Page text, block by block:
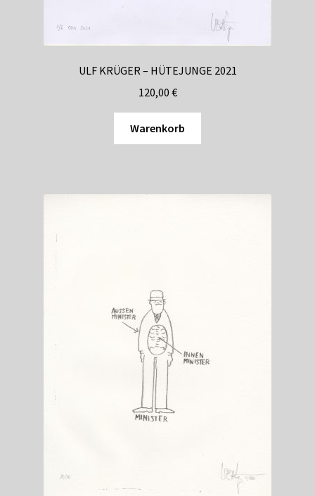
ULF KRÜGER – HÜTEJUNGE 2021
120,00 €
Warenkorb